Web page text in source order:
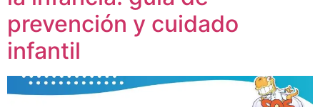
prevención y cuidado
infantil